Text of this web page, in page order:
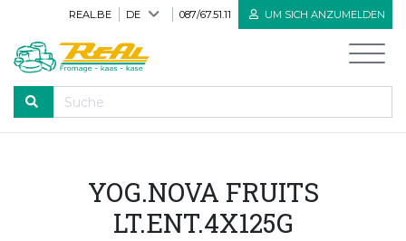
REAL.BE DE 087/67.51.11 UM SICH ANZUMELDEN
Willkommen
Alle Produkte
YOG.NOVA FRUITS
LT.ENT.4X125G